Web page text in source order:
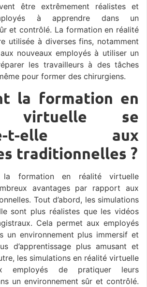
être extrêmement réalistes et
à apprendre dans un
et contrôlé. La formation en réalité
utilisée à diverses fins, notamment
nouveaux employés à utiliser un
les travailleurs à des tâches
pour former des chirurgiens.
la formation en
virtuelle se
t-elle aux
traditionnelles ?
la formation en réalité virtuelle
avantages par rapport aux
Tout d’abord, les simulations
sont plus réalistes que les vidéos
Cela permet aux employés
un environnement plus immersif et
d’apprentissage plus amusant et
les simulations en réalité virtuelle
employés de pratiquer leurs
un environnement sûr et contrôlé.